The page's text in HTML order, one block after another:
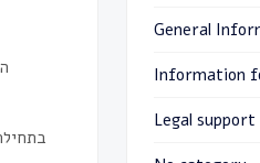
General
Information
Legal support